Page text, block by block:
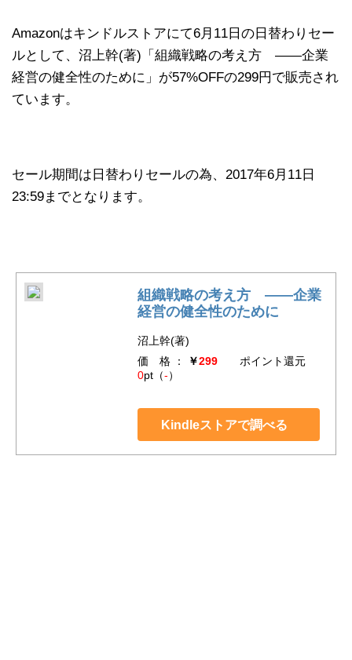
Amazonはキンドルストアにて6月11日の日替わりセー
ルとして、沼上幹(著)「組織戦略の考え方 ――企業
経営の健全性のために」が57%OFFの299円で販売され
ています。
セール期間は日替わりセールの為、2017年6月11日
23:59までとなります。
組織戦略の考え方 ――企業
経営の健全性のために
沼上幹(著)
価 格 ：
￥299ポイント還元
0pt（-）
Kindleストアで調べる